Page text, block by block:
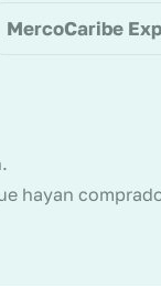
MercoCaribe
hayan